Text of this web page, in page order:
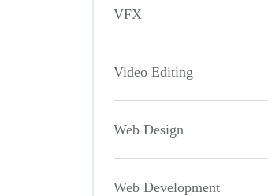
VFX
Video Editing
Web Design
Web Development